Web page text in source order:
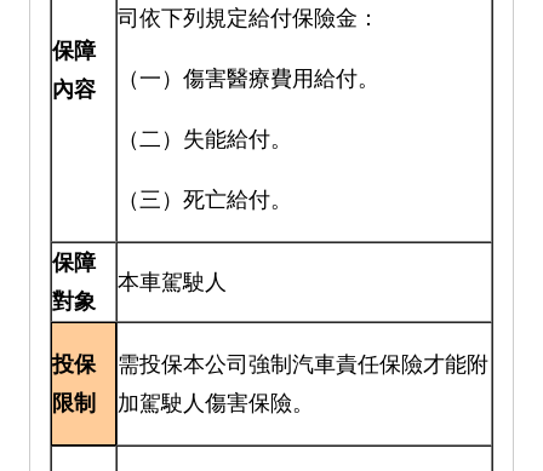
保障
內容
司依下列規定給付保險金：
（一）傷害醫療費用給付。
（二）失能給付。
（三）死亡給付。
保障
對象
本車駕駛人
投保
限制
需投保本公司強制汽車責任保險才能附
加駕駛人傷害保險。